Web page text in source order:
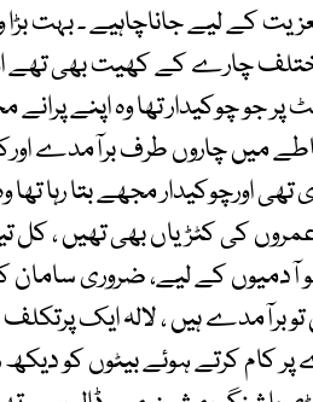
کے لیے جاناچاہیے ۔ بہت بڑا
چارے کے کھیت بھی تھے
جو چوکیدار تھا وہ اپنے
میں چاروں طرف برآمدے
اورچوکیدار مجھے بتا رہا تھا
کی کٹڑیاں بھی تھیں ، کل
آدمیوں کے لیے، ضروری سامان
ہیں ، لالہ ایک پرتکلف
کرتے ہوئے بیٹوں کو دیکھ